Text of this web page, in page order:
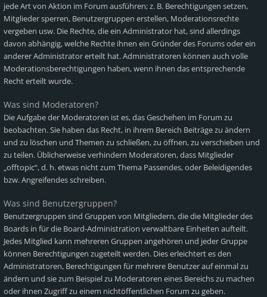
jede Art von Aktion im Forum ausführen; z. B. Berechtigungen setzen,
Mitglieder sperren, Benutzergruppen erstellen, Moderationsrechte
vergeben usw. Die Rechte, die ein Administrator hat, sind allerdings
davon abhängig, welche Rechte ihnen ein Gründer des Forums oder ein
anderer Administrator erteilt hat. Administratoren können auch volle
Moderationsberechtigungen haben, wenn ihnen das entsprechende
Recht erteilt wurde.
Was sind Moderatoren?
Die Aufgabe der Moderatoren ist es, das Geschehen im Forum zu
beobachten. Sie haben das Recht, in ihrem Bereich Beiträge zu ändern
und zu löschen und Themen zu schließen, zu öffnen, zu verschieben und
zu teilen. Üblicherweise verhindern Moderatoren, dass Mitglieder
„offtopic“, d. h. etwas nicht zum Thema Passendes, oder Beleidigendes
bzw. Angreifendes schreiben.
Was sind Benutzergruppen?
Benutzergruppen sind Gruppen von Mitgliedern, die die Mitglieder des
Boards in für die Board-Administration verwaltbare Einheiten aufteilt.
Jedes Mitglied kann mehreren Gruppen angehören und jeder Gruppe
können Berechtigungen zugeteilt werden. Dies erleichtert es den
Administratoren, Berechtigungen für mehrere Benutzer auf einmal zu
ändern und sie zum Beispiel zu Moderatoren eines Bereichs zu machen
oder ihnen Zugriff zu einem nichtöffentlichen Forum zu geben.